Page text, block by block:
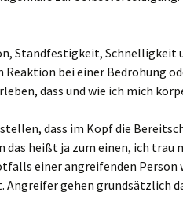
Standfestigkeit, Schnelligkeit
bei einer Bedrohung
dass und wie ich mich
dass im Kopf die
das heißt ja zum einen, ich trau
einer angreifenden Person
gehen grundsätzlich